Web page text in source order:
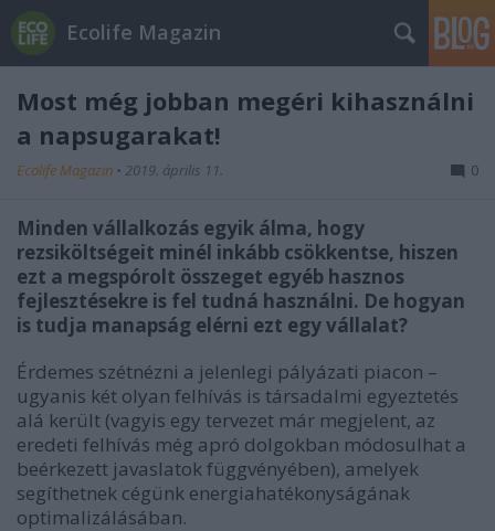
Ecolife Magazin
Most még jobban megéri kihasználni
a napsugarakat!
Ecolife Magazin • 2019. április 11. 0
Minden vállalkozás egyik álma, hogy
rezsiköltségeit minél inkább csökkentse, hiszen
ezt a megspórolt összeget egyéb hasznos
fejlesztésekre is fel tudná használni. De hogyan
is tudja manapság elérni ezt egy vállalat?
Érdemes szétnézni a jelenlegi pályázati piacon –
ugyanis két olyan felhívás is társadalmi egyeztetés
alá került (vagyis egy tervezet már megjelent, az
eredeti felhívás még apró dolgokban módosulhat a
beérkezett javaslatok függvényében), amelyek
segíthetnek cégünk energiahatékonyságának
optimalizálásában.